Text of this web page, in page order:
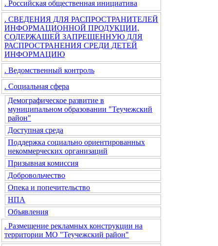
. Российская общественная инициатива
. СВЕДЕНИЯ ДЛЯ РАСПРОСТРАНИТЕЛЕЙ
ИНФОРМАЦИОННОЙ ПРОДУКЦИИ,
СОДЕРЖАЩЕЙ ЗАПРЕЩЕННУЮ ДЛЯ
РАСПРОСТРАНЕНИЯ СРЕДИ ДЕТЕЙ
ИНФОРМАЦИЮ
. Ведомственный контроль
. Социальная сфера
Демографическое развитие в
муниципальном образовании "Теучежский
район"
Доступная среда
Поддержка социально ориентированных
некоммерческих организаций
Призывная комиссия
Добровольчество
Опека и попечительство
НПА
Объявления
. Размещение рекламных конструкции на
территории МО "Теучежский район"